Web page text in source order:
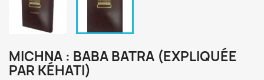
MICHNA : BABA BATRA (EXPLIQUÉE
PAR KÉHATI)